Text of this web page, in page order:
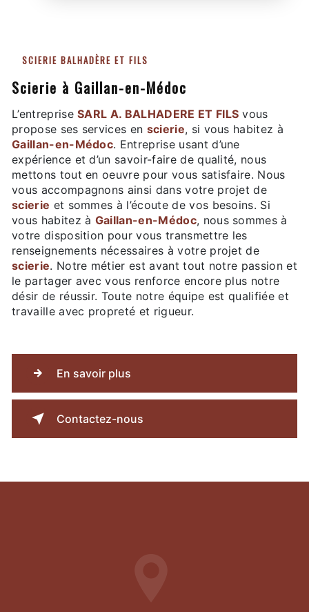
SCIERIE BALHADÈRE ET FILS
scierie à Gaillan-en-Médoc
L’entrepriseSARL A. BALHADERE ET FILS vous
propose ses services en scierie, si vous habitez à
Gaillan-en-Médoc. Entreprise usant d’une
expérience et d’un savoir-faire de qualité, nous
mettons tout en oeuvre pour vous satisfaire. Nous
vous accompagnons ainsi dans votre projet de
scierie et sommes à l’écoute de vos besoins. Si
vous habitez à Gaillan-en-Médoc, nous sommes à
votre disposition pour vous transmettre les
renseignements nécessaires à votre projet de
scierie. Notre métier est avant tout notre passion et
le partager avec vous renforce encore plus notre
désir de réussir. Toute notre équipe est qualifiée et
travaille avec propreté et rigueur.
En savoir plus
Contactez-nous